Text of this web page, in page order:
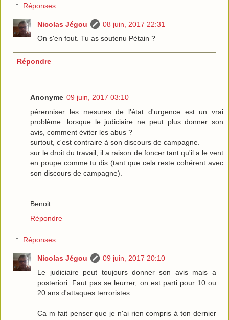
Réponses
Nicolas Jégou
08 juin, 2017 22:31
On s'en fout. Tu as soutenu Pétain ?
Répondre
Anonyme 09 juin, 2017 03:10
pérenniser les mesures de l'état d'urgence est un vrai
problème. lorsque le judiciaire ne peut plus donner son
avis, comment éviter les abus ?
surtout, c'est contraire à son discours de campagne.
sur le droit du travail, il a raison de foncer tant qu'il a le vent
en poupe comme tu dis (tant que cela reste cohérent avec
son discours de campagne).
Benoit
Répondre
Réponses
Nicolas Jégou
09 juin, 2017 20:10
Le judiciaire peut toujours donner son avis mais a
posteriori. Faut pas se leurrer, on est parti pour 10 ou
20 ans d'attaques terroristes.
Ca m fait penser que je n'ai rien compris à ton dernier